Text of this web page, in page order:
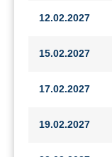
12.02.2027
15.02.2027
17.02.2027
19.02.2027